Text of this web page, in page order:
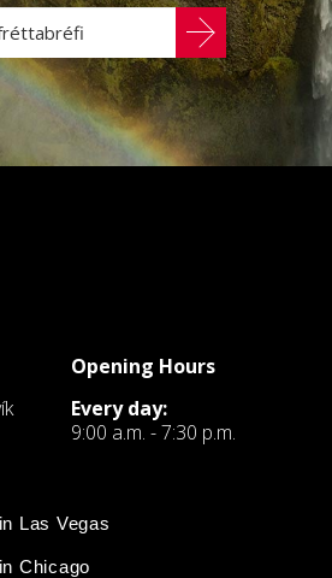
Opening Hours
Every day:
9:00 a.m. - 7:30 p.m.
Las Vegas
Chicago